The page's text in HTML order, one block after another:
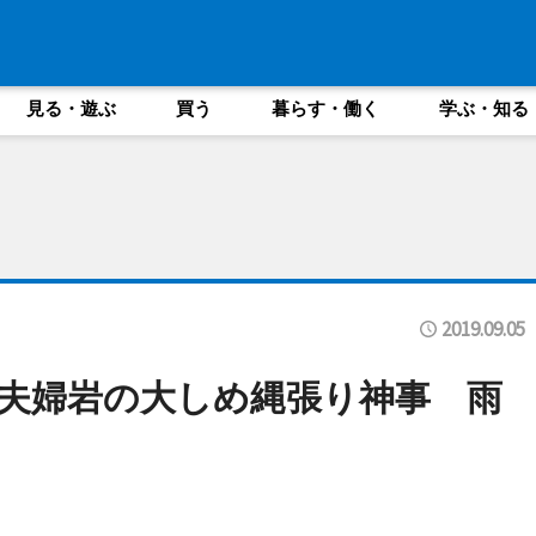
見る・遊ぶ 買う 暮らす・働く 学ぶ・知る
2019.09.05
婦岩の大しめ縄張り神事 雨